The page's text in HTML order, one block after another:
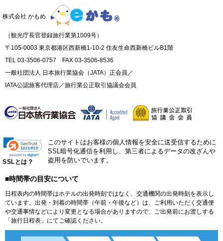
株式会社 かもめ
（観光庁長官登録旅行業第1009号）
〒105-0003 東京都港区西新橋1-10-2 住友生命西新橋ビルB1階
TEL 03-3506-0757 FAX 03-3506-8536
一般社団法人 日本旅行業協会（JATA）正会員／
IATA公認旅客代理店／旅行業公正取引協議会会員
SSLとは？
このサイトはお客様の個人情報を安全に送受信するために
SSL暗号化通信を利用し、第三者によるデータの改ざんや
盗用を防いでいます。
■時間帯の目安について
日程表内の時間帯はホテルの出発時刻ではなく、交通機関の出発時刻を表示し
ています。出発・到着の時間帯（午前・午後など）は、ご利用いただく交通便
や交通事情などにより変更となる場合がありますので、ご出発前にお渡しする
「旅行日程表」にてご確認ください。